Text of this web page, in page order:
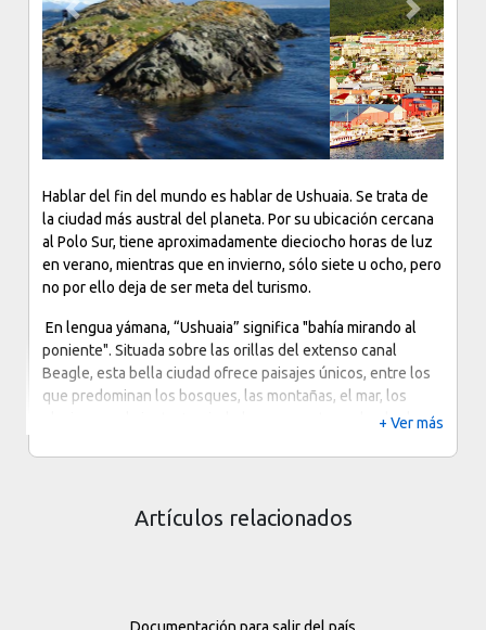
Previous Next
Hablar del fin del mundo es hablar de Ushuaia. Se trata de
la ciudad más austral del planeta. Por su ubicación cercana
al Polo Sur, tiene aproximadamente dieciocho horas de luz
en verano, mientras que en invierno, sólo siete u ocho, pero
no por ello deja de ser meta del turismo.
En lengua yámana, “Ushuaia” significa "bahía mirando al
poniente". Situada sobre las orillas del extenso canal
Beagle, esta bella ciudad ofrece paisajes únicos, entre los
que predominan los bosques, las montañas, el mar, los
glaciares y el viento. La ciudad se encuentra rodeada al
adaptarse a su caprichosa geografía. Las modernas
+ Ver más